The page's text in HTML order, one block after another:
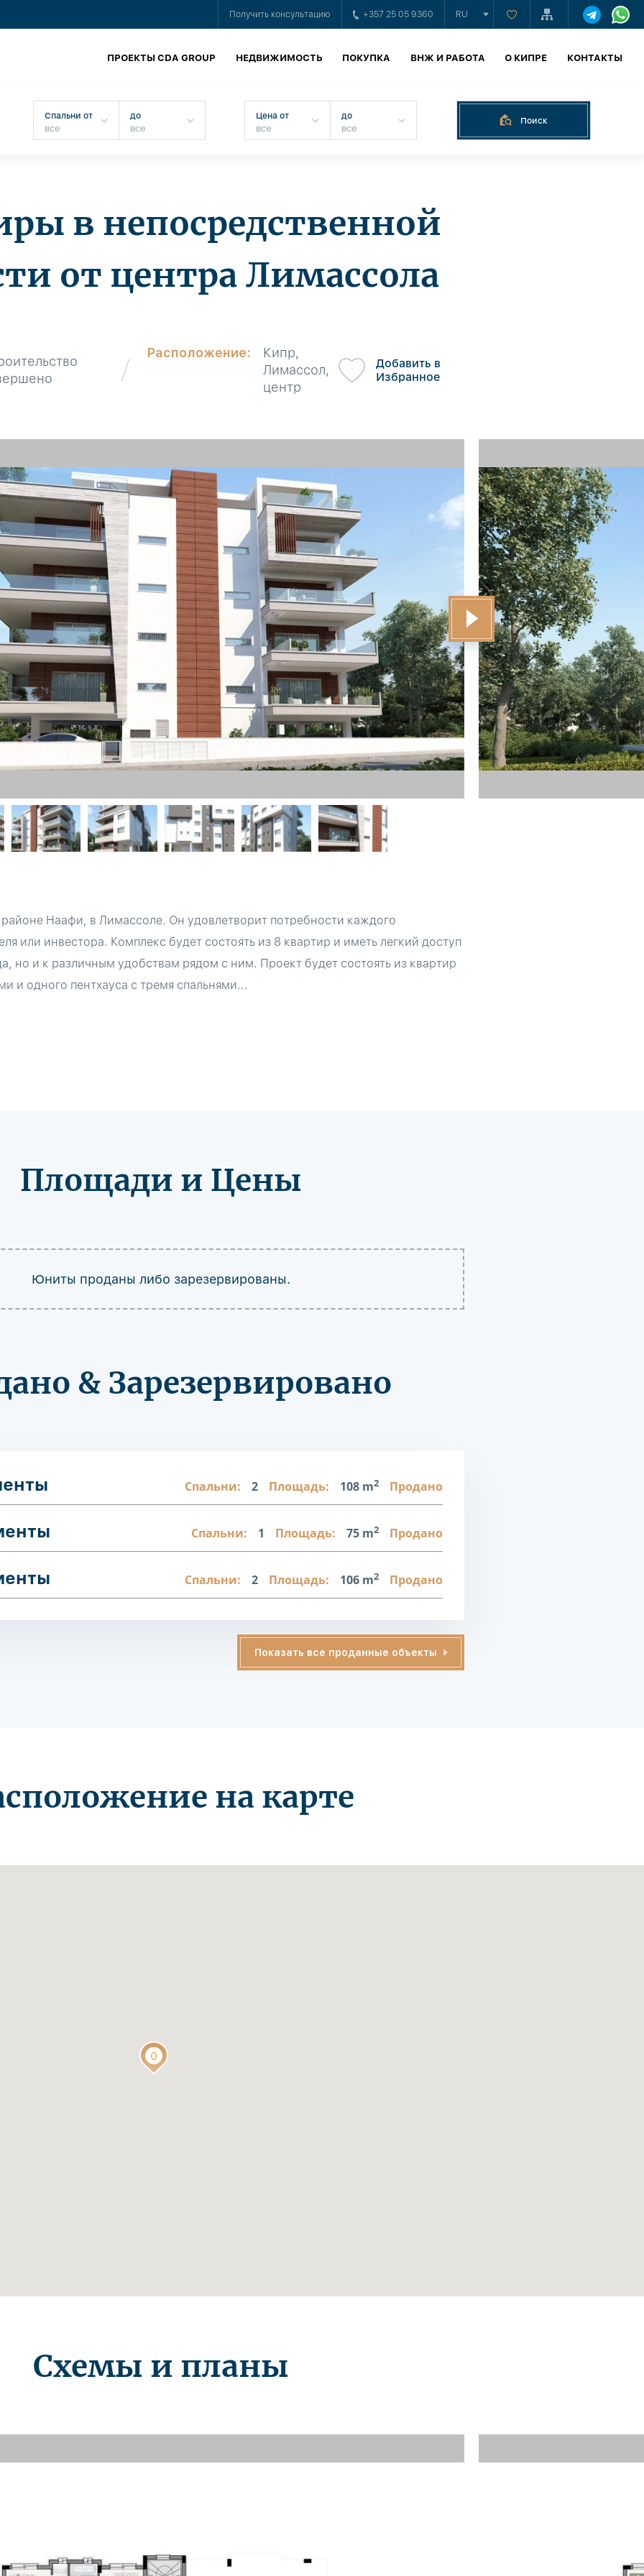
Получить консультацию +357 25 05 9360 RU
ПРОЕКТЫ CDA GROUP НЕДВИЖИМОСТЬ ПОКУПКА ВНЖ И РАБОТА О КИПРЕ КОНТАКТЫ
Спальни от до Цена от до Поиск
в непосредственной
от центра Лимассола
Расположение:
Кипр,
Лимассол,
центр
Добавить в
Избранное
районе Наафи, в Лимассоле. Он удовлетворит потребности каждого
или инвестора. Комплекс будет состоять из 8 квартир и иметь легкий доступ
но и к различным удобствам рядом с ним. Проект будет состоять из квартир
и одного пентхауса с тремя спальнями...
Площади и Цены
Юниты проданы либо зарезервированы.
& Зарезервировано
Спальни: 2 Площадь: 108 m2 Продано
Спальни: 1 Площадь: 75 m2 Продано
Спальни: 2 Площадь: 106 m2 Продано
Показать все проданные объекты
на карте
Схемы и планы